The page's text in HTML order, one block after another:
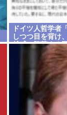
ドイツ人哲学者
しつつ目を背け
越感、堕落する